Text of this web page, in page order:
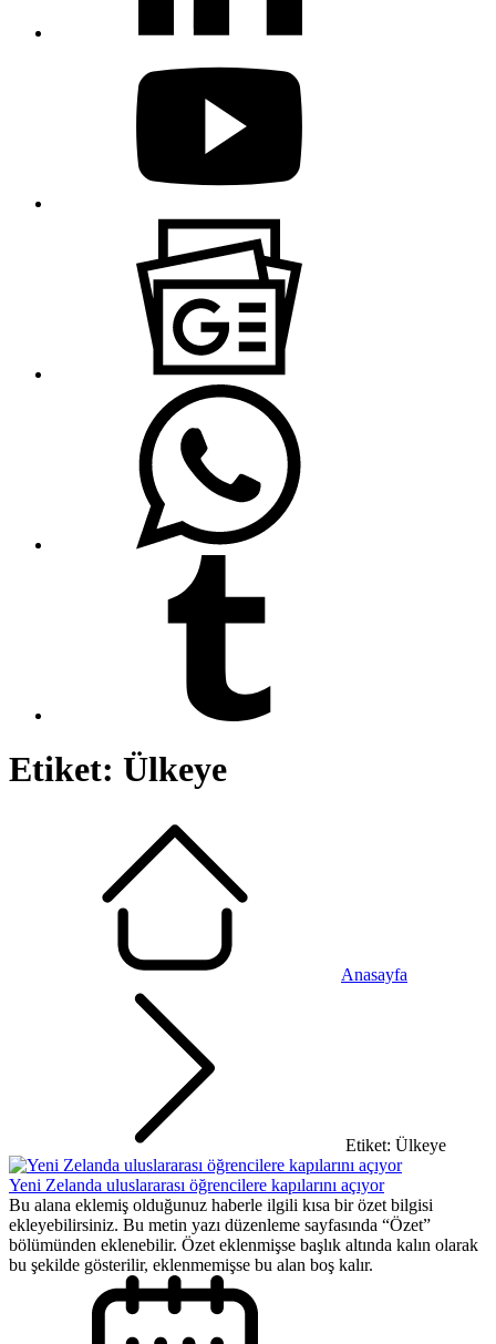
Etiket: Ülkeye
Anasayfa
Etiket: Ülkeye
Yeni Zelanda uluslararası öğrencilere kapılarını açıyor
Bu alana eklemiş olduğunuz haberle ilgili kısa bir özet bilgisi
ekleyebilirsiniz. Bu metin yazı düzenleme sayfasında “Özet”
bölümünden eklenebilir. Özet eklenmişse başlık altında kalın olarak
bu şekilde gösterilir, eklenmemişse bu alan boş kalır.